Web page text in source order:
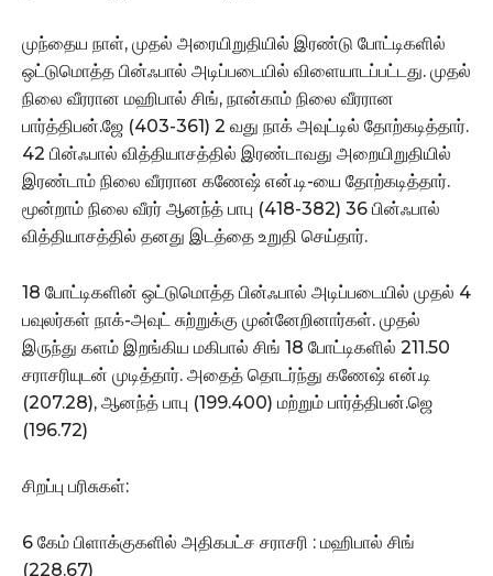
முந்தைய நாள், முதல் அரையிறுதியில் இரண்டு போட்டிகளில்
ஒட்டுமொத்த பின்ஃபால் அடிப்படையில் விளையாடப்பட்டது. முதல்
நிலை வீரரான மஹிபால் சிங், நான்காம் நிலை வீரரான
பார்த்திபன்.ஜே (403-361) 2 வது நாக் அவுட்டில் தோற்கடித்தார்.
42 பின்ஃபால் வித்தியாசத்தில் இரண்டாவது அறையிறுதியில்
இரண்டாம் நிலை வீரரான கணேஷ் என்.டி-யை தோற்கடித்தார்.
மூன்றாம் நிலை வீரர் ஆனந்த் பாபு (418-382) 36 பின்ஃபால்
வித்தியாசத்தில் தனது இடத்தை உறுதி செய்தார்.
18 போட்டிகளின் ஒட்டுமொத்த பின்ஃபால் அடிப்படையில் முதல் 4
பவுலர்கள் நாக்-அவுட் சுற்றுக்கு முன்னேறினார்கள். முதல்
இருந்து களம் இறங்கிய மகிபால் சிங் 18 போட்டிகளில் 211.50
சராசரியுடன் முடித்தார். அதைத் தொடர்ந்து கணேஷ் என்.டி
(207.28), ஆனந்த் பாபு (199.400) மற்றும் பார்த்திபன்.ஜெ
(196.72)
சிறப்பு பரிசுகள்:
6 கேம் பிளாக்குகளில் அதிகபட்ச சராசரி : மஹிபால் சிங்
(228.67)